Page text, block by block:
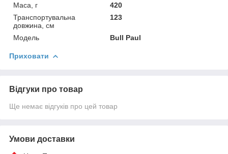
Маса, г
420
Транспортувальна
довжина, см
123
Мoдель Bull Paul
Приховати
Відгуки про товар
Ще немає відгуків про цей товар
Умови доставки